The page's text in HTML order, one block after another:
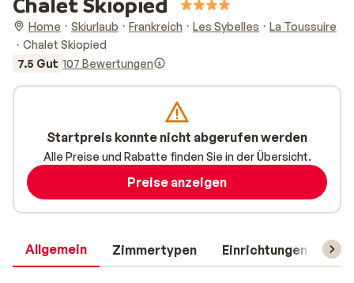
Home Skiurlaub Frankreich Les Sybelles
La Toussuire
Chalet Skiopied
7.5 Gut 107 Bewertungen
Allgemein Zimmertypen Einrichtungen
Startpreis konnte nicht abgerufen werden
Alle Preise und Rabatte finden Sie in der Übersicht.
Preise anzeigen